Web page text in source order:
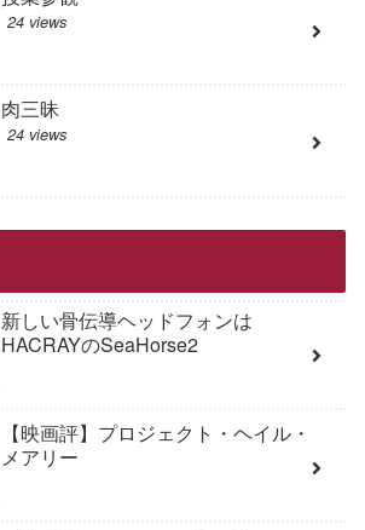
24 views
肉三昧
24 views
新しい骨伝導ヘッドフォンは
HACRAYのSeaHorse2
【映画評】プロジェクト・ヘイル・
メアリー